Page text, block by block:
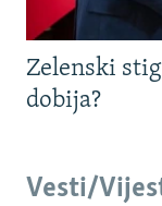
Zelenski
dobija?
Vesti/